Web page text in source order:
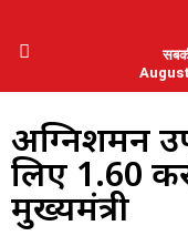
अग्निशमन
लिए 1.60
मुख्यमंत्री